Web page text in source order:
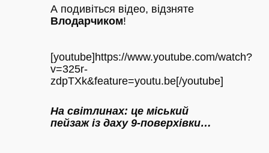
А подивіться відео, відзняте
Влодарчиком!
[youtube]https://www.youtube.com/watch?
v=325r-
zdpTXk&feature=youtu.be[/youtube]
На світлинах: це міський
пейзаж із даху 9-поверхівки…